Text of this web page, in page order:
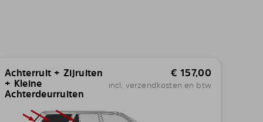
Achterruit + Zijruiten
+ Kleine
Achterdeurruiten
€ 157,00
incl. verzendkosten en btw